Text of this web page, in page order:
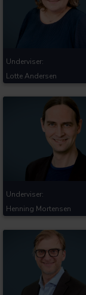
Underviser:
Lotte Andersen
Underviser:
Henning Mortensen